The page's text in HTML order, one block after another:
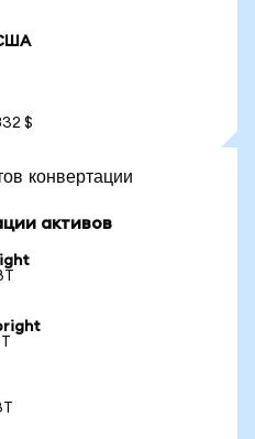
$
конвертации
активов